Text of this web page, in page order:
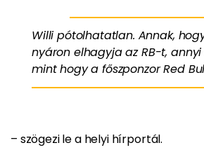
Willi pótolhatatlan. Annak,
nyáron elhagyja az RB-t,
mint hogy a főszponzor Red
– szögezi le a helyi hírportál.